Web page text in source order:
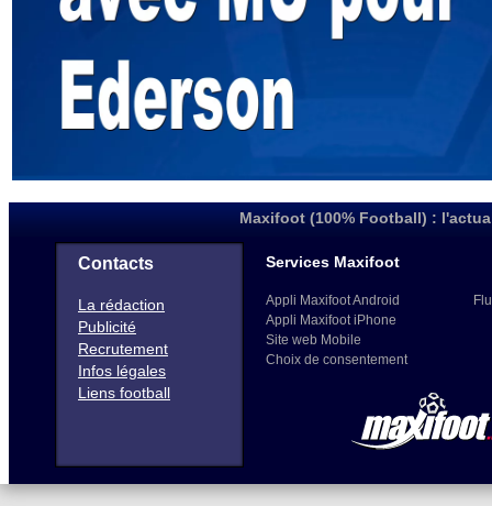
Maxifoot (100% Football) :
Contacts
La rédaction
Publicité
Recrutement
Infos légales
Liens football
Services Maxifoot
Appli Maxifoot Android
Appli Maxifoot iPhone
Site web Mobile
Choix de consentement